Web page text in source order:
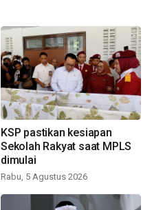
KSP pastikan kesiapan
Sekolah Rakyat saat MPLS
dimulai
Rabu, 5 Agustus 2026